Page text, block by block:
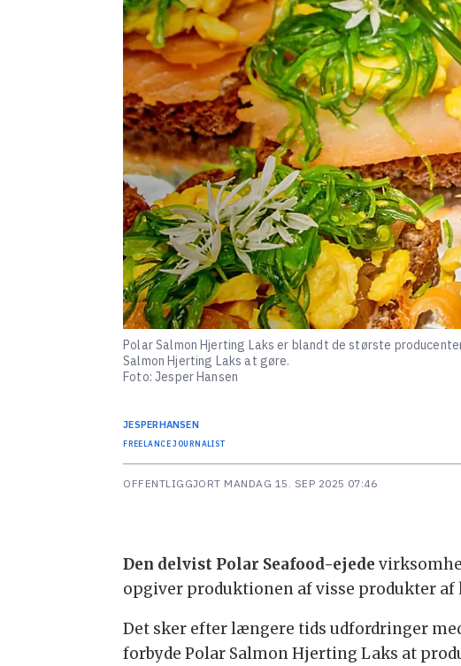
Polar Salmon Hjerting Laks er blandt de største
Salmon Hjerting Laks at gøre.
Foto: Jesper Hansen
JESPERHANSEN
FREELANCE JOURNALIST
OFFENTLIGGJORT MANDAG 15. SEP 2025 07:46
Den delvist Polar Seafood-ejede
opgiver produktionen af visse produkter
Det sker efter længere tids udfordringer
forbyde Polar Salmon Hjerting Laks at